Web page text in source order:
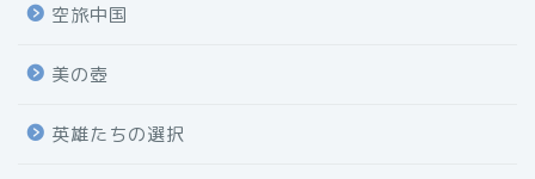
空旅中国
美の壺
英雄たちの選択